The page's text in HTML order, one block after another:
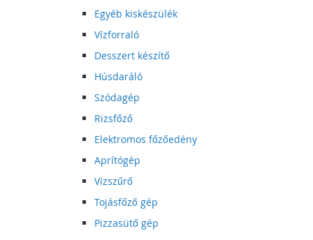
Egyéb kiskészülék
Vízforraló
Desszert készítő
Húsdaráló
Szódagép
Rizsfőző
Elektromos főzőedény
Aprítógép
Vízszűrő
Tojásfőző gép
Pizzasütő gép